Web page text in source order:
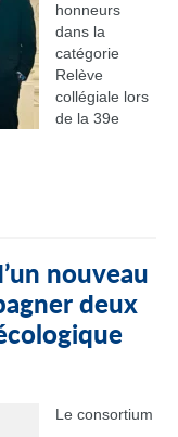
honneurs
dans la
catégorie
Relève
collégiale lors
de la 39e
nouveau
deux
Le consortium